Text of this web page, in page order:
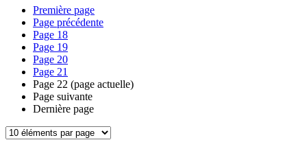
Première page
Page précédente
Page 18
Page 19
Page 20
Page 21
Page 22 (page actuelle)
Page suivante
Dernière page